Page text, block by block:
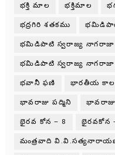
భక్తి మాల భక్తిమాల
భద్రగిరి శతకము
భమిడిపాటి స్వరాజ్య నాగరాజా
భమిడిపాటి స్వరాజ్య
భవానీ ఫణి భారతీయ
భావరాజు పద్మిని
భైరవ కోన – 8 భైరవకోన
మంత్రవాది